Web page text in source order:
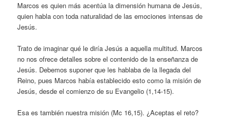
Marcos es quien más acentúa la dimensión humana de Jesús,
quien habla con toda naturalidad de las emociones intensas de
Jesús.
Trato de imaginar qué le diría Jesús a aquella multitud. Marcos
no nos ofrece detalles sobre el contenido de la enseñanza de
Jesús. Debemos suponer que les hablaba de la llegada del
Reino, pues Marcos había establecido esto como la misión de
Jesús, desde el comienzo de su Evangelio (1,14-15).
Esa es también nuestra misión (Mc 16,15). ¿Aceptas el reto?